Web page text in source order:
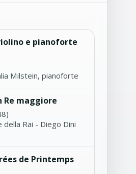
e pianoforte
Milstein, pianoforte
Re maggiore
della Rai - Diego Dini
de Printemps